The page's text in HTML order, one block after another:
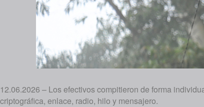
12.06.2026 – Los efectivos compitieron de forma
criptográfica, enlace, radio, hilo y mensajero.